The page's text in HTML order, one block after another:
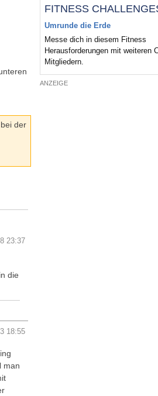
der
23:37
die
18:55
man
FITNESS
Umrunde die Erde
Messe dich in diesem Fitness
Herausforderungen mit weiteren
Mitgliedern.
ANZEIGE